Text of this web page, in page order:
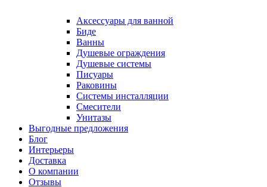
Аксессуары для ванной
Биде
Ванны
Душевые ограждения
Душевые системы
Писуары
Раковины
Системы инсталляции
Смесители
Унитазы
Выгодные предложения
Блог
Интерьеры
Доставка
О компании
Отзывы